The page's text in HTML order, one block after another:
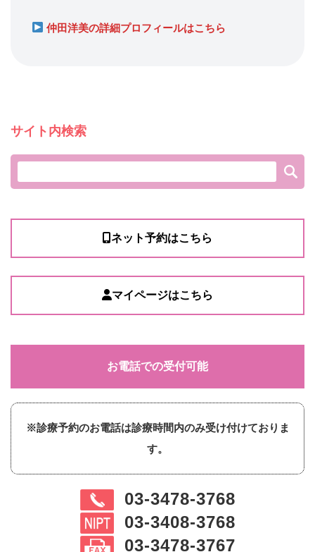
仲田洋美の詳細プロフィールはこちら
サイト内検索
ネット予約はこちら
マイページはこちら
お電話での受付可能
※診療予約のお電話は診療時間内のみ受け付けておりま
す。
03-3478-3768
03-3408-3768
03-3478-3767